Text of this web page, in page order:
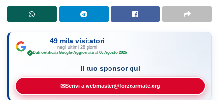
49 mila visitatori
negli ultimi 28 giorni
✓ Dati certificati Google·Aggiornato al 06 Agosto 2026
Il tuo sponsor qui
✉Scrivi a webmaster@forzearmate.org